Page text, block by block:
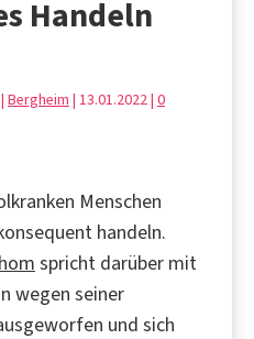
Handeln
| Bergheim | 13.01.2022 | 0
Menschen
handeln.
spricht darüber mit
wegen seiner
und sich